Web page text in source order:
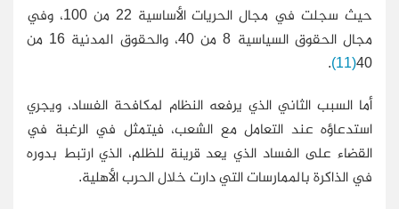
حيث سجلت في مجال الحريات الأساسية 22 من 100، وفي
مجال الحقوق السياسية 8 من 40، والحقوق المدنية 16 من
40
(11)
.
أما السبب الثاني الذي يرفعه النظام لمكافحة الفساد، ويجري
استدعاؤه عند التعامل مع الشعب، فيتمثل في الرغبة في
القضاء على الفساد الذي يعد قرينة للظلم، الذي ارتبط بدوره
في الذاكرة بالممارسات التي دارت خلال الحرب الأهلية.